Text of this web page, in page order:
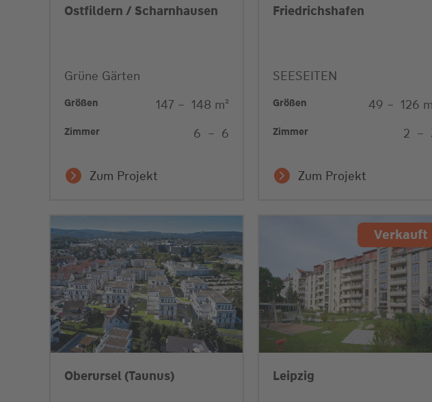
Ostfildern / Scharnhausen
Grüne Gärten
Größen 147 – 148 m²
Zimmer 6 – 6
Zum Projekt
Friedrichshafen
SEESEITEN
Größen 49 – 126
Zimmer 2 –
Zum Projekt
Oberursel (Taunus)
Verkauft
Leipzig